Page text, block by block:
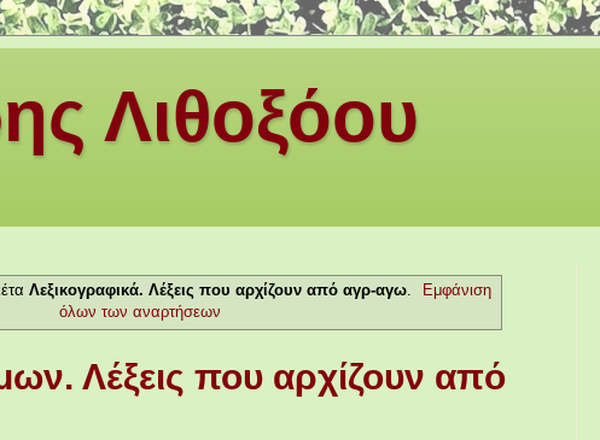
Λιθοξόου
Λεξικογραφικά. Λέξεις που αρχίζουν από αγρ-αγω.
Εμφάνιση
όλων των αναρτήσεων
Λέξεις που αρχίζουν από